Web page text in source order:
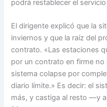
podrá restablecer el
El dirigente explicó que la
inviernos y que la raíz del
contrato. «Las estaciones
por un contrato en firme
sistema colapse por
diario límite.» Es decir: el
más, y castiga al resto —y